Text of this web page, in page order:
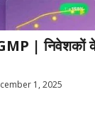
| निवेशकों
1, 2025